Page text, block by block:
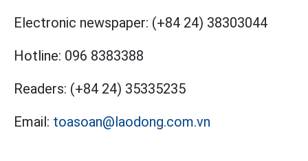
Electronic newspaper: (+84 24) 38303044
Hotline: 096 8383388
Readers: (+84 24) 35335235
Email: toasoan@laodong.com.vn